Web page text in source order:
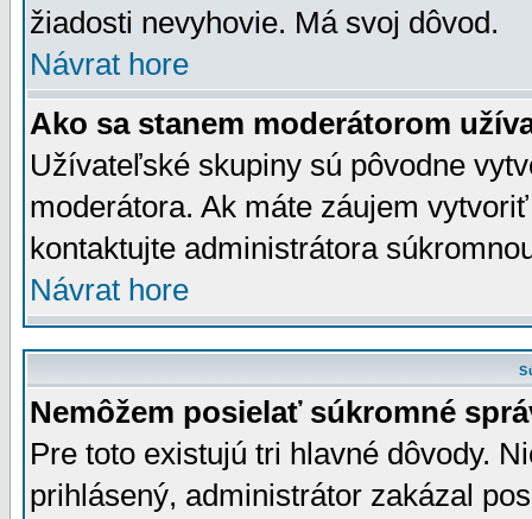
žiadosti nevyhovie. Má svoj dôvod.
Návrat hore
Ako sa stanem moderátorom
Užívateľské skupiny sú pôvodne
moderátora. Ak máte záujem
kontaktujte administrátora
Návrat hore
Nemôžem posielať súkromné
Pre toto existujú tri hlavné dôvody.
prihlásený, administrátor zakázal